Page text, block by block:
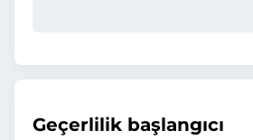
Geçerlilik başlangıcı